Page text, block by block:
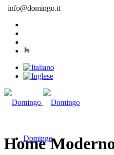
info@domingo.it
Domingo
Home